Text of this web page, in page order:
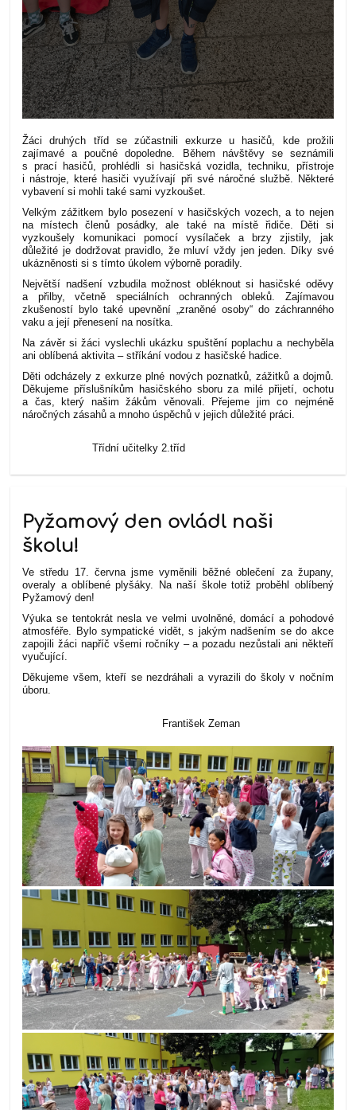
Žáci druhých tříd se zúčastnili exkurze u hasičů, kde prožili
zajímavé a poučné dopoledne. Během návštěvy se seznámili
s prací hasičů, prohlédli si hasičská vozidla, techniku, přístroje
i nástroje, které hasiči využívají při své náročné službě. Některé
vybavení si mohli také sami vyzkoušet.
Velkým zážitkem bylo posezení v hasičských vozech, a to nejen
na místech členů posádky, ale také na místě řidiče. Děti si
vyzkoušely komunikaci pomocí vysílaček a brzy zjistily, jak
důležité je dodržovat pravidlo, že mluví vždy jen jeden. Díky své
ukázněnosti si s tímto úkolem výborně poradily.
Největší nadšení vzbudila možnost obléknout si hasičské oděvy
a přilby, včetně speciálních ochranných obleků. Zajímavou
zkušeností bylo také upevnění „zraněné osoby“ do záchranného
vaku a její přenesení na nosítka.
Na závěr si žáci vyslechli ukázku spuštění poplachu a nechyběla
ani oblíbená aktivita – stříkání vodou z hasičské hadice.
Děti odcházely z exkurze plné nových poznatků, zážitků a dojmů.
Děkujeme příslušníkům hasičského sboru za milé přijetí, ochotu
a čas, který našim žákům věnovali. Přejeme jim co nejméně
náročných zásahů a mnoho úspěchů v jejich důležité práci.
Třídní učitelky 2.tříd
Pyžamový den ovládl naši
školu!
Ve středu 17. června jsme vyměnili běžné oblečení za župany,
overaly a oblíbené plyšáky. Na naší škole totiž proběhl oblíbený
Pyžamový den!
Výuka se tentokrát nesla ve velmi uvolněné, domácí a pohodové
atmosféře. Bylo sympatické vidět, s jakým nadšením se do akce
zapojili žáci napříč všemi ročníky – a pozadu nezůstali ani někteří
vyučující.
Děkujeme všem, kteří se nezdráhali a vyrazili do školy v nočním
úboru.
František Zeman